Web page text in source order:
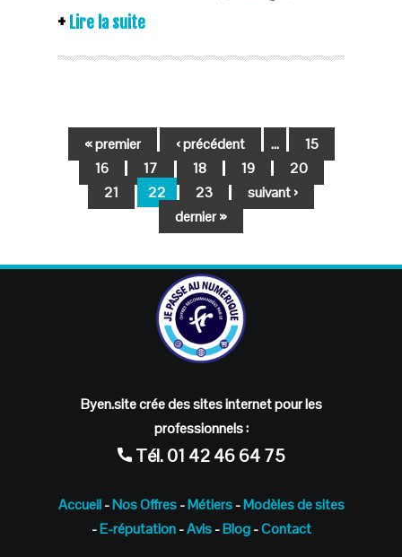
Lire la suite
« premier ‹ précédent …
15
16
17 18 19
20
21
22 23
suivant ›
dernier »
Byen.site crée des sites internet pour les
professionnels :
Tél.01 42 46 64 75
Accueil-Nos Offres-Métiers-Modèles de sites
-E-réputation-Avis-Blog-Contact